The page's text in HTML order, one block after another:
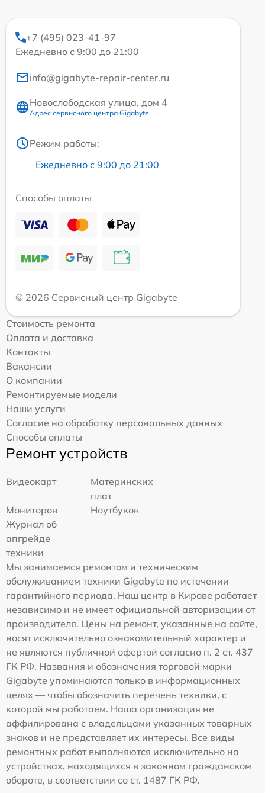
+7 (495) 023-41-97
Ежедневно с 9:00 до 21:00
info@gigabyte-repair-center.ru
Новослободская улица, дом 4
Адрес сервисного центра Gigabyte
Режим работы:
Ежедневно с 9:00 до 21:00
Способы оплаты
© 2026 Сервисный центр Gigabyte
Стоимость ремонта
Оплата и доставка
Контакты
Вакансии
О компании
Ремонтируемые модели
Наши услуги
Согласие на обработку персональных данных
Способы оплаты
Ремонт устройств
Видеокарт
Материнских
плат
Мониторов
Ноутбуков
Журнал об
апгрейде
техники
Мы занимаемся ремонтом и техническим
обслуживанием техники Gigabyte по истечении
гарантийного периода. Наш центр в Кирове работает
независимо и не имеет официальной авторизации от
производителя. Цены на ремонт, указанные на сайте,
носят исключительно ознакомительный характер и
не являются публичной офертой согласно п. 2 ст. 437
ГК РФ. Названия и обозначения торговой марки
Gigabyte упоминаются только в информационных
целях — чтобы обозначить перечень техники, с
которой мы работаем. Наша организация не
аффилирована с владельцами указанных товарных
знаков и не представляет их интересы. Все виды
ремонтных работ выполняются исключительно на
устройствах, находящихся в законном гражданском
обороте, в соответствии со ст. 1487 ГК РФ.